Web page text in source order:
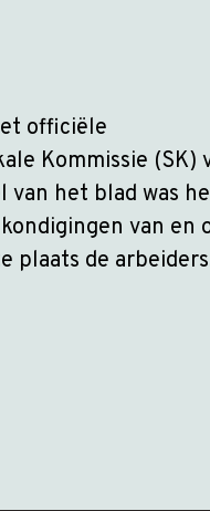
officiële
Kommissie (SK)
van het blad was
van en
plaats de